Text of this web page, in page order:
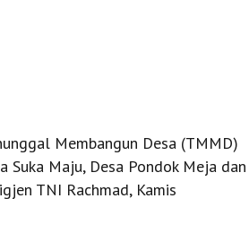
Membangun Desa (TMMD)
Maju, Desa Pondok Meja dan
TNI Rachmad, Kamis